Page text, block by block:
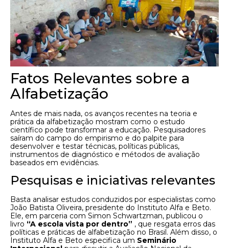
Fatos Relevantes sobre a
Alfabetização
Antes de mais nada, os avanços recentes na teoria e
prática da alfabetização mostram como o estudo
científico pode transformar a educação. Pesquisadores
saíram do campo do empirismo e do palpite para
desenvolver e testar técnicas, políticas públicas,
instrumentos de diagnóstico e métodos de avaliação
baseados em evidências.
Pesquisas e iniciativas relevantes
Basta analisar estudos conduzidos por especialistas como
João Batista Oliveira, presidente do Instituto Alfa e Beto.
Ele, em parceria com Simon Schwartzman, publicou o
livro “A escola vista por dentro” , que resgata erros das
políticas e práticas de alfabetização no Brasil. Além disso, o
Instituto Alfa e Beto especifica um Seminário